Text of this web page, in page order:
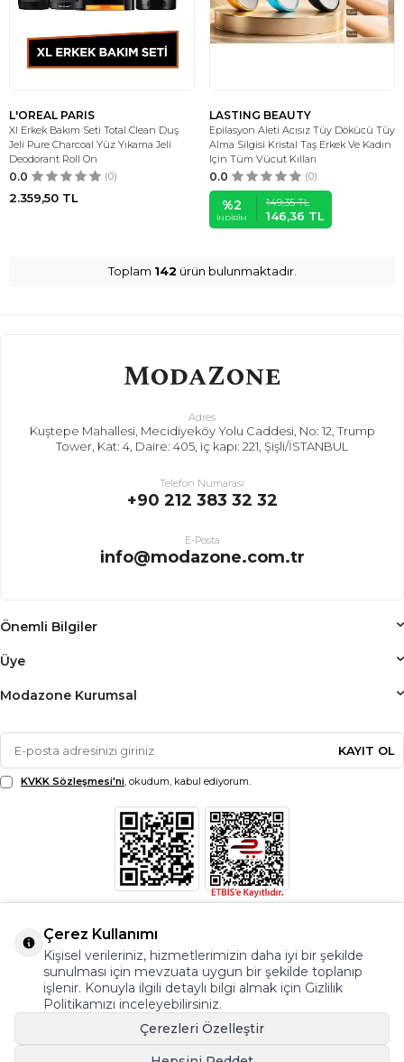
L'OREAL PARIS
Xl Erkek Bakım Seti Total Clean Duş
Jeli Pure Charcoal Yüz Yıkama Jeli
Deodorant Roll On
0.0 (0)
2.359,50 TL
LASTING BEAUTY
Epilasyon Aleti Acısız Tüy Dökücü Tüy
Alma Silgisi Kristal Taş Erkek Ve Kadın
Için Tüm Vücut Kılları
0.0 (0)
%2
İNDIRIM
149,35TL
146,36 TL
Toplam 142 ürün bulunmaktadır.
Adres
Kuştepe Mahallesi, Mecidiyeköy Yolu Caddesi, No: 12, Trump
Tower, Kat: 4, Daire: 405, iç kapı: 221, Şişli/İSTANBUL
Telefon Numarası
+90 212 383 32 32
E-Posta
info@modazone.com.tr
Önemli Bilgiler
Üye
Modazone Kurumsal
KAYIT OL
KVKK Sözleşmesi'ni, okudum, kabul ediyorum.
Çerez Kullanımı
Kişisel verileriniz, hizmetlerimizin daha iyi bir şekilde
sunulması için mevzuata uygun bir şekilde toplanıp
işlenir. Konuyla ilgili detaylı bilgi almak için Gizlilik
Politikamızı inceleyebilirsiniz.
Çerezleri Özelleştir